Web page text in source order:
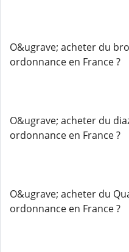
O&ugrave; acheter du
ordonnance en France ?
O&ugrave; acheter du
ordonnance en France ?
O&ugrave; acheter du
ordonnance en France ?